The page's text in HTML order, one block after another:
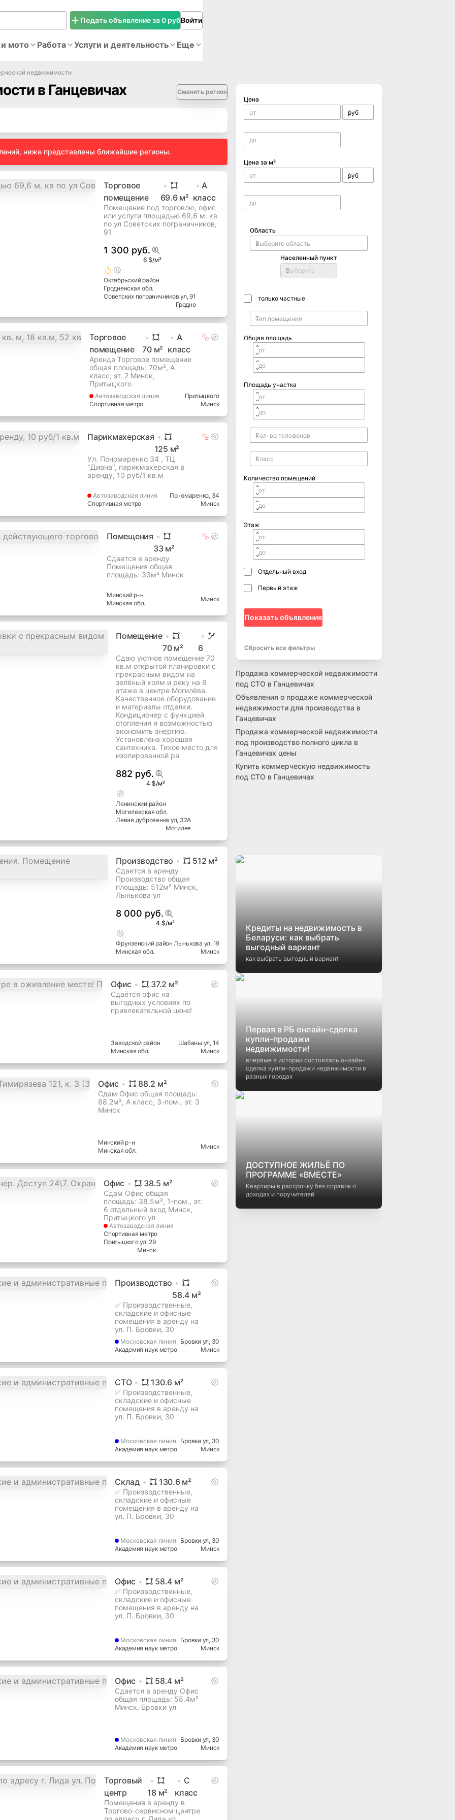
Подать объявление за 0 рубВойти
мото Работа Услуги и деятельность Еще
недвижимости
в Ганцевичах Сменить регион
ниже представлены ближайшие регионы.
Торговое
помещение
69.6м²
A
класс
Помещение под торговлю, офис
или услуги площадью 69,6 м. кв
по ул Советских пограничников,
91
1 300 руб.
6 $/м²
Октябрьскийрайон
Гродненская обл.
Советских пограничников ул, 91
Гродно
Торговое
помещение
70м²
A
класс
Аренда Торговое помещение
общая площадь: 70м², A
класс, эт. 2 Минск,
Притыцкого
Автозаводская линия
Спортивная метро
Притыцкого
Минск
Парикмахерская
125 м²
Ул. Пономаренко 34 , ТЦ
"Диана", парикмахерская в
аренду, 10 руб/1 кв.м
Автозаводская линия
Спортивная метро
Пономаренко, 34
Минск
Помещения
33м²
Сдается в аренду
Помещения общая
площадь: 33м² Минск
Минскийр-н
Минская обл.
Минск
Помещение
70м² 6
Сдаю уютное помещение 70
кв.м открытой планировки с
прекрасным видом на
зелёный холм и реку на 6
этаже в центре Могилёва.
Качественное оборудование
и материалы отделки.
Кондиционер с функцией
отопления и возможностью
экономить энергию.
Установлена хорошая
сантехника. Тихое место для
изолированной ра
882 руб.
4 $/м²
Ленинскийрайон
Могилевская обл.
Левая дубровенка ул, 32А
Могилев
Производство 512 м²
Сдается в аренду
Производство общая
площадь: 512м² Минск,
Лынькова ул
8 000 руб.
4 $/м²
Фрунзенский район
Минская обл.
Лынькова ул, 19
Минск
Офис 37.2 м²
Сдаётся офис на
выгодных условиях по
привлекательной цене!
Заводской район
Минская обл.
Шабаны ул, 14
Минск
Офис 88.2 м²
Сдам Офис общая площадь:
88.2м², A класс, 3-пом., эт. 3
Минск
Минскийр-н
Минская обл.
Минск
Офис 38.5 м²
Сдам Офис общая
площадь: 38.5м², 1-пом., эт.
6 отдельный вход Минск,
Притыцкого ул
Автозаводская линия
Спортивная метро
Притыцкого ул, 29
Минск
Производство
58.4 м²
✅ Производственные,
складские и офисные
помещения в аренду на
ул. П. Бровки, 30
Московская линия
Академия наук метро
Бровки ул, 30
Минск
СТО 130.6 м²
✅ Производственные,
складские и офисные
помещения в аренду на
ул. П. Бровки, 30
Московская линия
Академия наук метро
Бровки ул, 30
Минск
Склад 130.6м²
✅ Производственные,
складские и офисные
помещения в аренду на
ул. П. Бровки, 30
Московская линия
Академия наук метро
Бровки ул, 30
Минск
Офис 58.4 м²
✅ Производственные,
складские и офисные
помещения в аренду на
ул. П. Бровки, 30
Московская линия
Академия наук метро
Бровки ул, 30
Минск
Офис 58.4 м²
Сдается в аренду Офис
общая площадь: 58.4м²
Минск, Бровки ул
Московская линия
Академия наук метро
Бровки ул, 30
Минск
Торговый
центр
18 м²
C
класс
Помещения в аренду в
Торгово-сервисном центре
Цена
Цена за м²
Область
Населенный пункт
Выберите
только частные
Общая площадь
Площадь участка
Количество помещений
Этаж
Отдельный вход
Первый этаж
Показать объявления
Сбросить все фильтры
Продажа коммерческой недвижимости
под СТО в Ганцевичах
Объявления о продаже коммерческой
недвижимости для производства в
Ганцевичах
Продажа коммерческой недвижимости
под производство полного цикла в
Ганцевичах цены
Купить коммерческую недвижимость
под СТО в Ганцевичах
Кредиты на недвижимость в
Беларуси: как выбрать
выгодный вариант
как выбрать выгодный вариант
Первая в РБ онлайн-сделка
купли-продажи
недвижимости!
впервые в истории состоялась онлайн-
сделка купли-продажи недвижимости в
разных городах
ДОСТУПНОЕ ЖИЛЬЁ ПО
ПРОГРАММЕ «ВМЕСТЕ»
Квартиры в рассрочку без справок о
доходах и поручителей